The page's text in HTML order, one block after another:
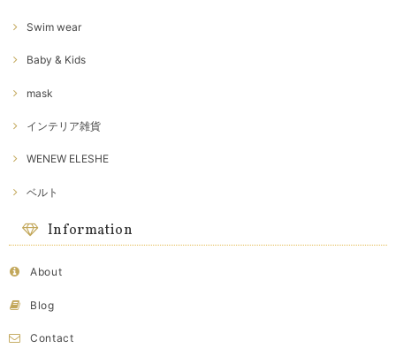
Swim wear
Baby & Kids
mask
インテリア雑貨
WENEW ELESHE
ベルト
Information
About
Blog
Contact